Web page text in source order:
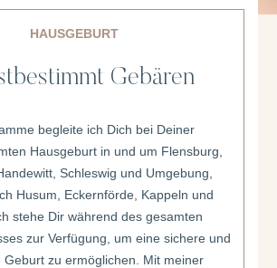
HAUSGEBURT
Gebären
begleite ich Dich bei Deiner
Hausgeburt in und um Flensburg,
Schleswig und Umgebung,
Husum, Eckernförde, Kappeln und
stehe Dir während des gesamten
zur Verfügung, um eine sichere und
Geburt zu ermöglichen. Mit meiner